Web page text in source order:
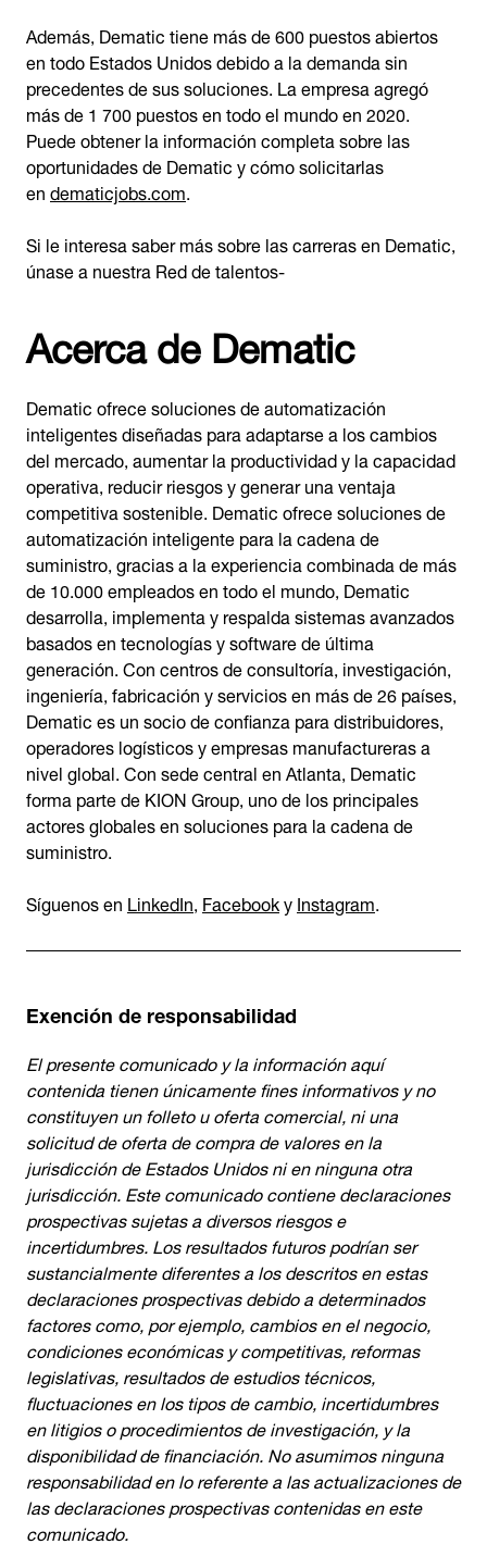
Además, Dematic tiene más de 600 puestos abiertos
en todo Estados Unidos debido a la demanda sin
precedentes de sus soluciones. La empresa agregó
más de 1 700 puestos en todo el mundo en 2020.
Puede obtener la información completa sobre las
oportunidades de Dematic y cómo solicitarlas
endematicjobs.com.
Si le interesa saber más sobre las carreras en Dematic,
únase a nuestra Red de talentos-
Acerca de Dematic
Dematic ofrece soluciones de automatización
inteligentes diseñadas para adaptarse a los cambios
del mercado, aumentar la productividad y la capacidad
operativa, reducir riesgos y generar una ventaja
competitiva sostenible. Dematic ofrece soluciones de
automatización inteligente para la cadena de
suministro, gracias a la experiencia combinada de más
de 10.000 empleados en todo el mundo, Dematic
desarrolla, implementa y respalda sistemas avanzados
basados en tecnologías y software de última
generación. Con centros de consultoría, investigación,
ingeniería, fabricación y servicios en más de 26 países,
Dematic es un socio de confianza para distribuidores,
operadores logísticos y empresas manufactureras a
nivel global. Con sede central en Atlanta, Dematic
forma parte de KION Group, uno de los principales
actores globales en soluciones para la cadena de
suministro.
Síguenos enLinkedIn,FacebookyInstagram.
Exención de responsabilidad
El presente comunicado y la información aquí
contenida tienen únicamente fines informativos y no
constituyen un folleto u oferta comercial, ni una
solicitud de oferta de compra de valores en la
jurisdicción de Estados Unidos ni en ninguna otra
jurisdicción. Este comunicado contiene declaraciones
prospectivas sujetas a diversos riesgos e
incertidumbres. Los resultados futuros podrían ser
sustancialmente diferentes a los descritos en estas
declaraciones prospectivas debido a determinados
factores como, por ejemplo, cambios en el negocio,
condiciones económicas y competitivas, reformas
legislativas, resultados de estudios técnicos,
fluctuaciones en los tipos de cambio, incertidumbres
en litigios o procedimientos de investigación, y la
disponibilidad de financiación. No asumimos ninguna
responsabilidad en lo referente a las actualizaciones de
las declaraciones prospectivas contenidas en este
comunicado.